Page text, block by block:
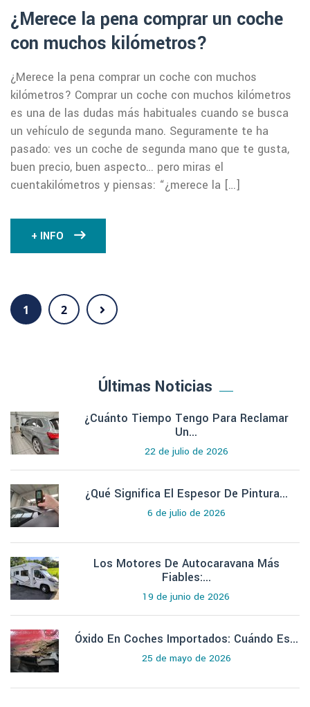
¿Merece la pena comprar un coche
con muchos kilómetros?
¿Merece la pena comprar un coche con muchos
kilómetros? Comprar un coche con muchos kilómetros
es una de las dudas más habituales cuando se busca
un vehículo de segunda mano. Seguramente te ha
pasado: ves un coche de segunda mano que te gusta,
buen precio, buen aspecto… pero miras el
cuentakilómetros y piensas: “¿merece la […]
+ INFO
1 2
Últimas Noticias
¿Cuánto Tiempo Tengo Para Reclamar
Un...
22 de julio de 2026
¿Qué Significa El Espesor De Pintura...
6 de julio de 2026
Los Motores De Autocaravana Más
Fiables:...
19 de junio de 2026
Óxido En Coches Importados: Cuándo Es...
25 de mayo de 2026